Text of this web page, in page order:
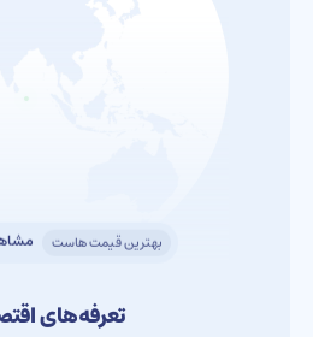
بهترین قیمت هاست
تعرفه‌های